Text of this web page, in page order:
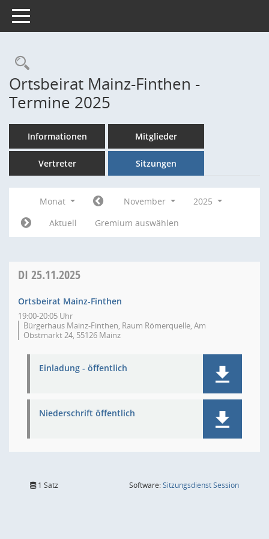
Toggle navigation
Rechercheauswahl
Ortsbeirat Mainz-Finthen -
Termine 2025
Informationen Mitglieder
Vertreter Sitzungen
Monat November
2025
Aktuell
Gremium auswählen
DI 25.11.2025
Ortsbeirat Mainz-Finthen
19:00-20:05 Uhr
Bürgerhaus Mainz-Finthen, Raum Römerquelle, Am
Obstmarkt 24, 55126 Mainz
Einladung - öffentlich
Niederschrift öffentlich
1 Satz Software:SitzungsdienstSession(Wird in